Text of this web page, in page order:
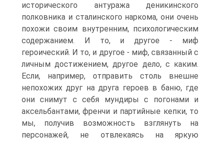
исторического антуража деникинского
полковника и сталинского наркома, они очень
похожи своим внутренним, психологическим
содержанием. И то, и другое - миф
героический. И то, и другое - миф, связанный с
личным достижением, другое дело, с каким.
Если, например, отправить столь внешне
непохожих друг на друга героев в баню, где
они снимут с себя мундиры с погонами и
аксельбантами, френчи и партийные кепки, то
мы, получив возможность взглянуть на
персонажей, не отвлекаясь на яркую